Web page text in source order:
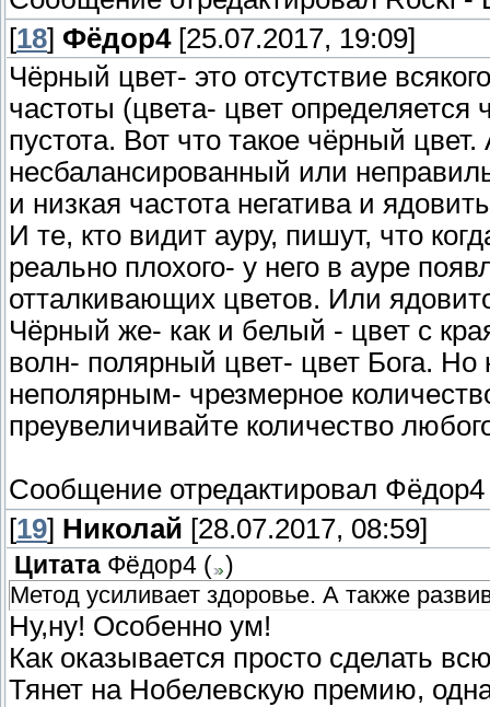
[18] Фёдор4[25.07.2017, 19:09]
Чёрный цвет- это отсутствие
частоты (цвета- цвет
пустота. Вот что такое чёрный цвет.
несбалансированный или
и низкая частота негатива и
И те, кто видит ауру, пишут, что
реально плохого- у него в ауре
отталкивающих цветов. Или
Чёрный же- как и белый - цвет с
волн- полярный цвет- цвет Бога.
неполярным- чрезмерное
преувеличивайте количество
Сообщение отредактировал Фёдор4
[19] Николай [28.07.2017, 08:59]
Цитата Фёдор4 ( )
Метод усиливает здоровье. А также
Ну,ну! Особенно ум!
Как оказывается просто
Тянет на Нобелевскую премию,